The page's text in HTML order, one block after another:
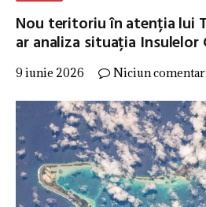
Nou teritoriu în atenția lui
ar analiza situația Insulelor
9 iunie 2026 Niciun